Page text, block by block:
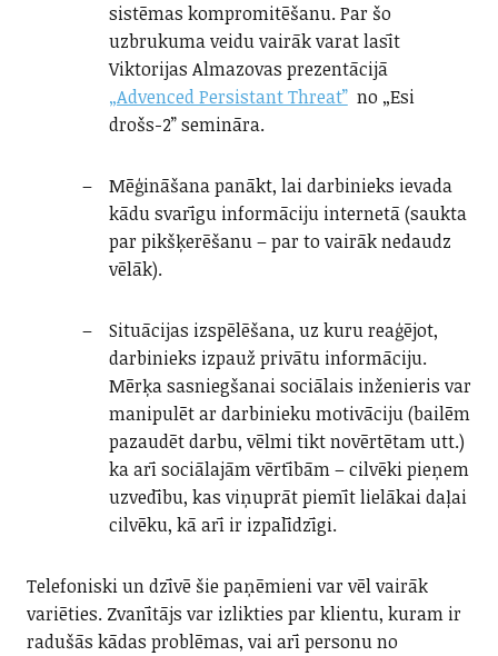
sistēmas kompromitēšanu. Par šo
uzbrukuma veidu vairāk varat lasīt
Viktorijas Almazovas prezentācijā
„Advenced Persistant Threat”no „Esi
drošs-2” semināra.
Mēģināšana panākt, lai darbinieks ievada
kādu svarīgu informāciju internetā (saukta
par pikšķerēšanu – par to vairāk nedaudz
vēlāk).
Situācijas izspēlēšana, uz kuru reaģējot,
darbinieks izpauž privātu informāciju.
Mērķa sasniegšanai sociālais inženieris var
manipulēt ar darbinieku motivāciju (bailēm
pazaudēt darbu, vēlmi tikt novērtētam utt.)
ka arī sociālajām vērtībām – cilvēki pieņem
uzvedību, kas viņuprāt piemīt lielākai daļai
cilvēku, kā arī ir izpalīdzīgi.
Telefoniski un dzīvē šie paņēmieni var vēl vairāk
variēties. Zvanītājs var izlikties par klientu, kuram ir
radušās kādas problēmas, vai arī personu no